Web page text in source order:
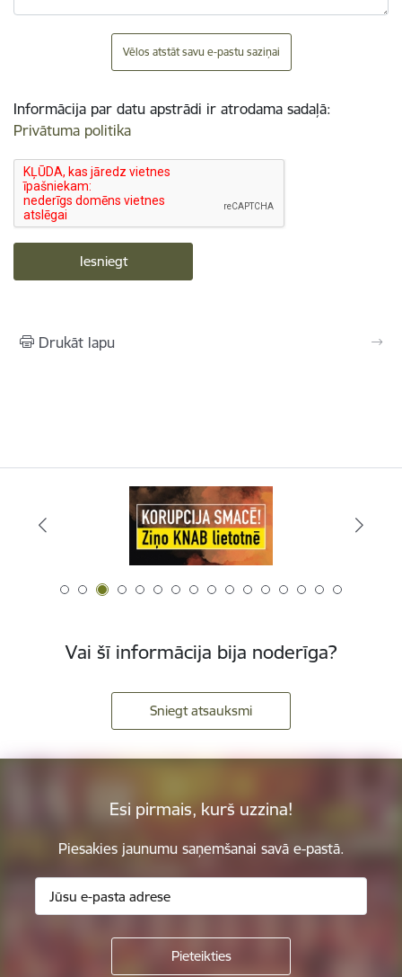
Vēlos atstāt savu e-pastu saziņai
Informācija par datu apstrādi ir atrodama sadaļā:
Privātuma politika
Drukāt lapu
Vai šī informācija bija noderīga?
Sniegt atsauksmi
Esi pirmais, kurš uzzina!
Piesakies jaunumu saņemšanai savā e-pastā.